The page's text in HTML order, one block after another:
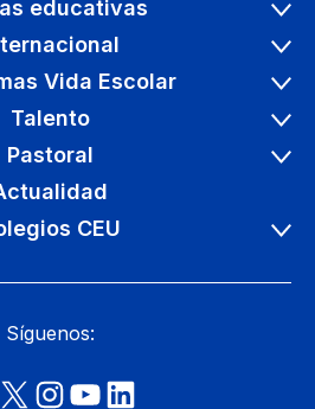
educativas
Vida Escolar
Talento
Pastoral
CEU
Síguenos: